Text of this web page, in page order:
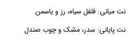
نت میانی: فلفل سیاه، رز و یاسمن
نت پایانی: سدر، مشک و چوب صندل